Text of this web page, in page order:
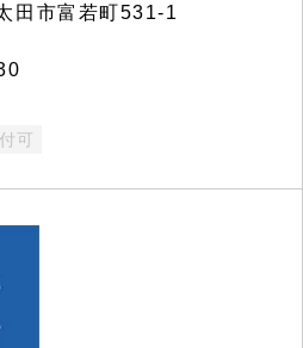
市富若町531-1
可